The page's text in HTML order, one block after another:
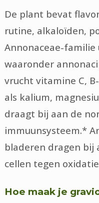
De plant bevat
rutine, alkaloïden,
Annonaceae-familie
waaronder
vrucht vitamine C,
als kalium,
draagt bij aan de
immuunsysteem.*
bladeren dragen bij
cellen tegen
Hoe maak je